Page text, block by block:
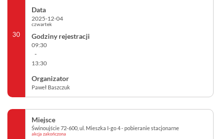
30
2025-12-04
czwartek
09:30
-
13:30
Paweł Baszczuk
Świnoujście 72-600, ul. Mieszka I-go 4 - pobieranie stacjonarne
akcja zakończona